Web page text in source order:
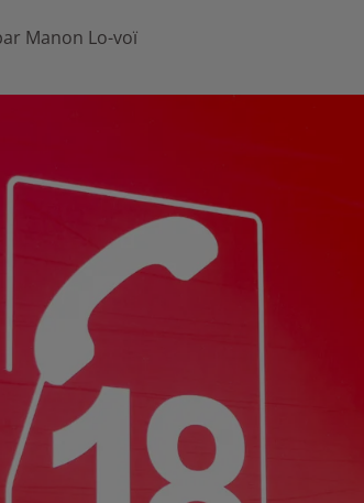
Manon Lo-voï